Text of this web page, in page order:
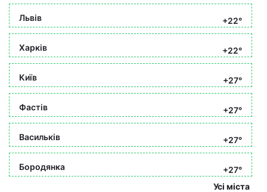
Львів +22°
Харків +22°
Київ +27°
Фастів +27°
Васильків +27°
Бородянка
+27°
Усі міста